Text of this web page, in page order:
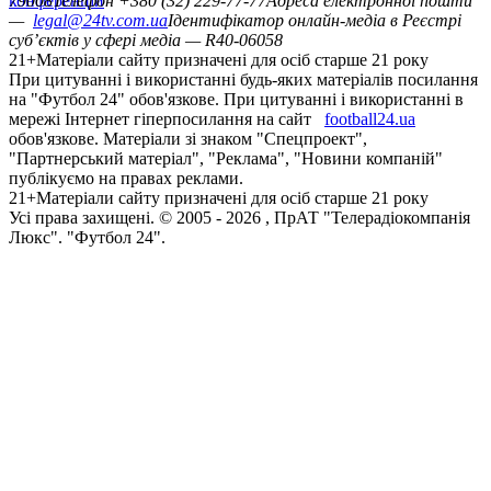
— legal@24tv.com.uaІдентифікатор онлайн-медіа в Реєстрі
суб’єктів у сфері медіа — R40-06058
21+Матеріали сайту призначені для осіб старше 21 року
При цитуванні і використанні будь-яких матеріалів посилання
на "Футбол 24" обов'язкове. При цитуванні і використанні в
мережі Інтернет гіперпосилання на сайт
football24.ua
обов'язкове. Матеріали зі знаком "Спецпроект",
"Партнерський матеріал", "Реклама", "Новини компаній"
публікуємо на правах реклами.
21+Матеріали сайту призначені для осіб старше 21 року
Усi права захищенi. © 2005 - 2026 , ПрАТ "Телерадіокомпанія
Люкс". "Футбол 24".